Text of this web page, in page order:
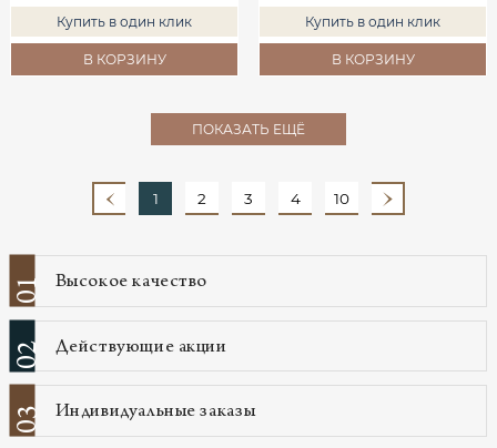
Купить в один клик
В КОРЗИНУ
Купить в один клик
В КОРЗИНУ
ПОКАЗАТЬ ЕЩЁ
1 2 3 4 10
01 Высокое качество
02 Действующие акции
03 Индивидуальные заказы